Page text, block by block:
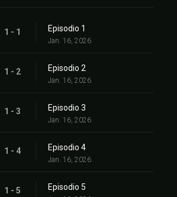
1 - 1 Episodio 1
Jan. 16, 2026
1 - 2 Episodio 2
Jan. 16, 2026
1 - 3 Episodio 3
Jan. 16, 2026
1 - 4 Episodio 4
Jan. 16, 2026
1 - 5 Episodio 5